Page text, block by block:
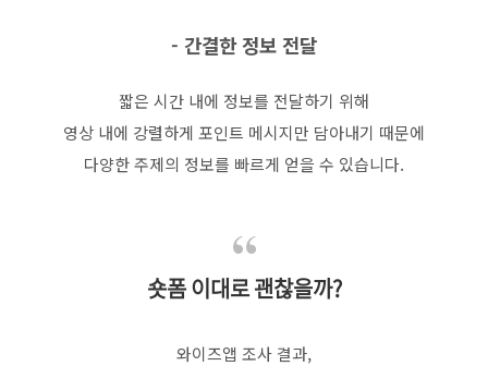
- 간결한 정보 전달
짧은 시간 내에 정보를 전달하기 위해
영상 내에 강렬하게 포인트 메시지만 담아내기 때문에
다양한 주제의 정보를 빠르게 얻을 수 있습니다.
숏폼 이대로 괜찮을까?
와이즈앱 조사 결과,